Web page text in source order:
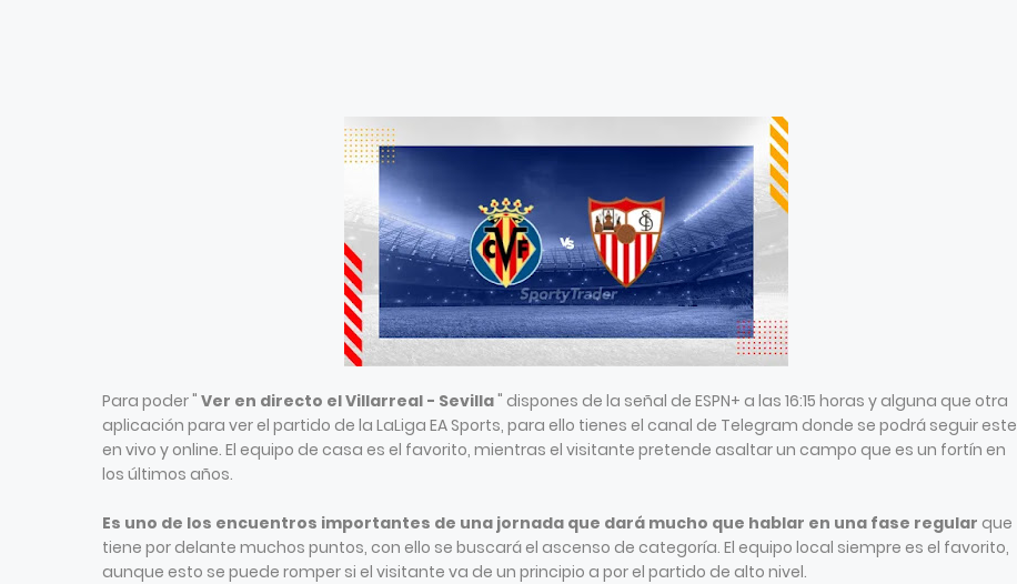
Para poder " Ver en directo el Villarreal - Sevilla" dispones de la señal de ESPN+ a las 16:15 horas y alguna que otra
aplicación para ver el partido de la LaLiga EA Sports, para ello tienes el canal de Telegram donde se podrá seguir este
en vivo y online. El equipo de casa es el favorito, mientras el visitante pretende asaltar un campo que es un fortín en
los últimos años.
Es uno de los encuentros importantes de una jornada que dará mucho que hablar en una fase regular que
tiene por delante muchos puntos, con ello se buscará el ascenso de categoría. El equipo local siempre es el favorito,
aunque esto se puede romper si el visitante va de un principio a por el partido de alto nivel.